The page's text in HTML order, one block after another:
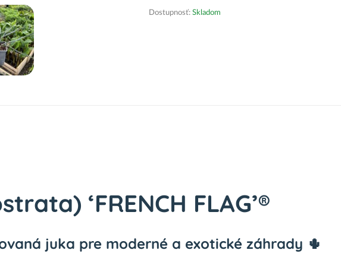
Dostupnosť: Skladom
‘FRENCH FLAG’®
juka pre moderné a exotické záhrady 🌵